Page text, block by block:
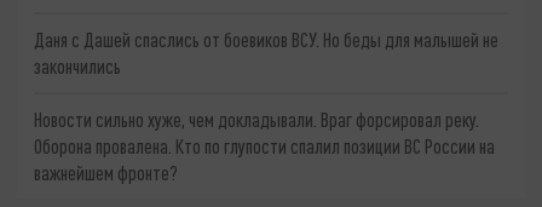
Даня с Дашей спаслись от боевиков ВСУ. Но беды для малышей не
закончились
Новости сильно хуже, чем докладывали. Враг форсировал реку.
Оборона провалена. Кто по глупости спалил позиции ВС России на
важнейшем фронте?